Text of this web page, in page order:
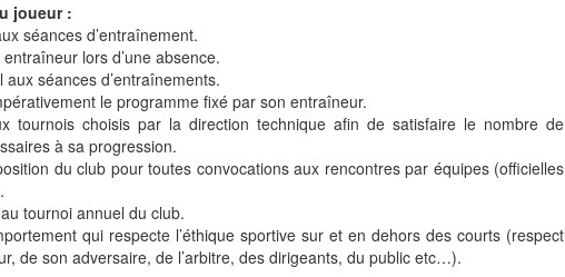
joueur :
séances d’entraînement.
lors d’une absence.
aux séances d’entraînements.
le programme fixé par son entraîneur.
tournois choisis par la direction technique afin de satisfaire le nombre de
à sa progression.
du club pour toutes convocations aux rencontres par équipes (officielles
tournoi annuel du club.
qui respecte l’éthique sportive sur et en dehors des courts (respect
de son adversaire, de l’arbitre, des dirigeants, du public etc…).